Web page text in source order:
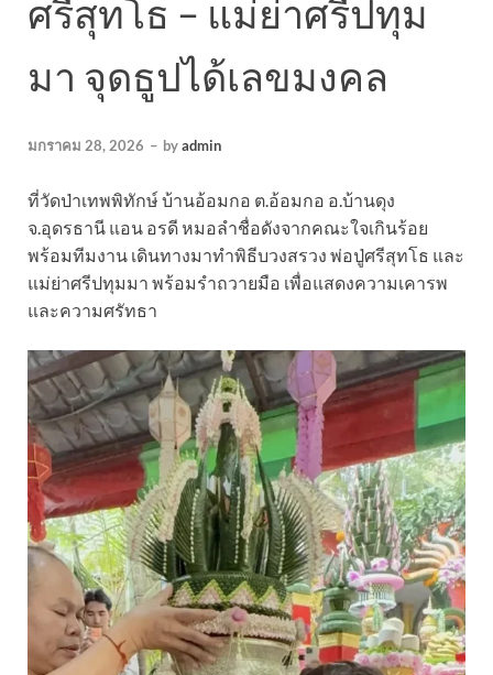
ศรีสุทโธ – แม่ย่าศรีปทุม
มา จุดธูปได้เลขมงคล
มกราคม 28, 2026 – byadmin
ที่วัดป่าเทพพิทักษ์ บ้านอ้อมกอ ต.อ้อมกอ อ.บ้านดุง
จ.อุดรธานี แอน อรดี หมอลำชื่อดังจากคณะใจเกินร้อย
พร้อมทีมงาน เดินทางมาทำพิธีบวงสรวง พ่อปู่ศรีสุทโธ และ
แม่ย่าศรีปทุมมา พร้อมรำถวายมือ เพื่อแสดงความเคารพ
และความศรัทธา